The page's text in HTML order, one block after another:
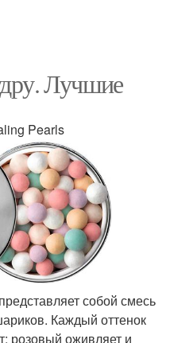
Лучшие
Pearls
собой смесь
Каждый оттенок
розовый оживляет и